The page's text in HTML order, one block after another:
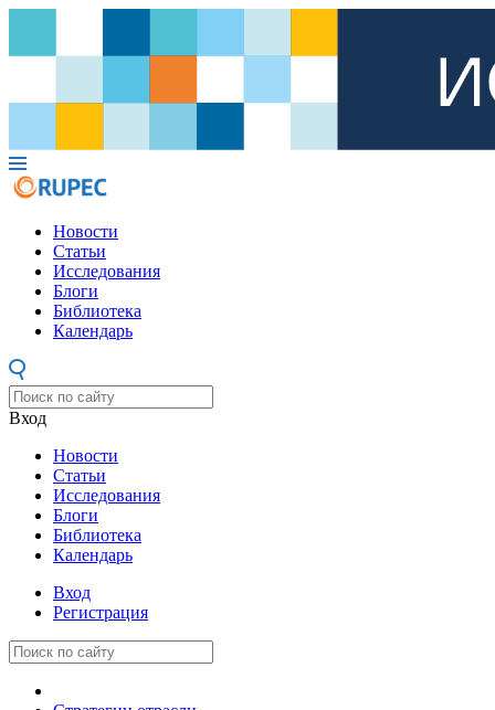
Новости
Статьи
Исследования
Блоги
Библиотека
Календарь
Вход
Новости
Статьи
Исследования
Блоги
Библиотека
Календарь
Вход
Регистрация